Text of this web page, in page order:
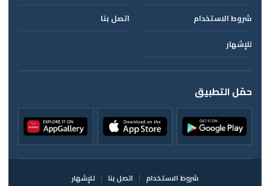
شروط الاستخدام
اتصل بنا
للإشهار
حمّل التطبيق
شروط الاستخدام اتصل بنا
للإشهار